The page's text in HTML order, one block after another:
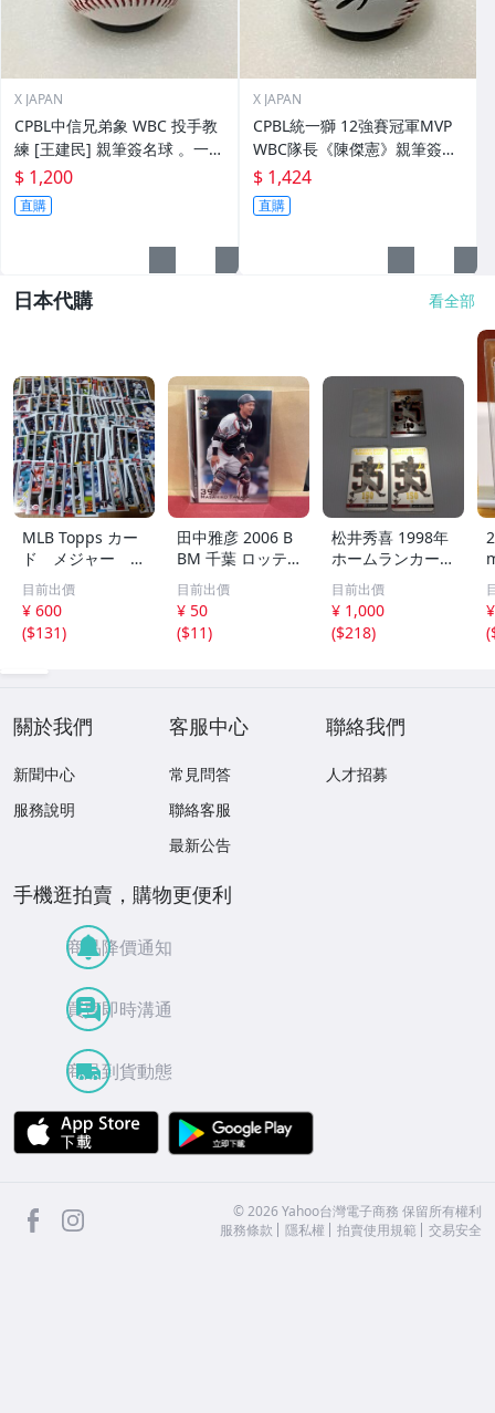
X JAPAN
CPBL中信兄弟象 WBC 投手教
練 [王建民] 親筆簽名球 。一般
空白簽名棒球上.1
$ 1,200
直購
X JAPAN
CPBL統一獅 12強賽冠軍MVP
WBC隊長《陳傑憲》親筆簽名
球。一般空白簽名棒球上.1
$ 1,424
直購
日本代購 看全部
MLB Topps カー
ド メジャー 1
00枚 2
目前出價
¥ 600
($131)
田中雅彦 2006 B
BM 千葉 ロッテ
マリーンズ トレ
カ プロ野球 カー
ド M37 スポーツ
アスリート トレ
目前出價
¥ 50
($11)
松井秀喜 1998年
ホームランカード
150号 記念カード
3枚セット 読売ジ
ャイアンツ 日本
テレビ 劇空間プ
目前出價
¥ 1,000
($218)
(
關於我們
新聞中心
服務說明
客服中心
常見問答
聯絡客服
最新公告
聯絡我們
人才招募
手機逛拍賣，購物更便利
商品降價通知
買賣即時溝通
商品到貨動態
APP Store
facebook ©2026 Yahoo台灣電子商務 保留所有權利
服務條款
隱私權 拍賣使用規範 交易安全